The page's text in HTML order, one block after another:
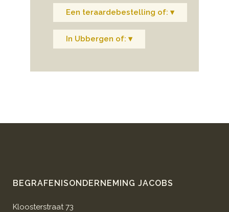
Een teraardebestelling of: ▾
In Ubbergen of: ▾
BEGRAFENISONDERNEMING JACOBS
Kloosterstraat 73